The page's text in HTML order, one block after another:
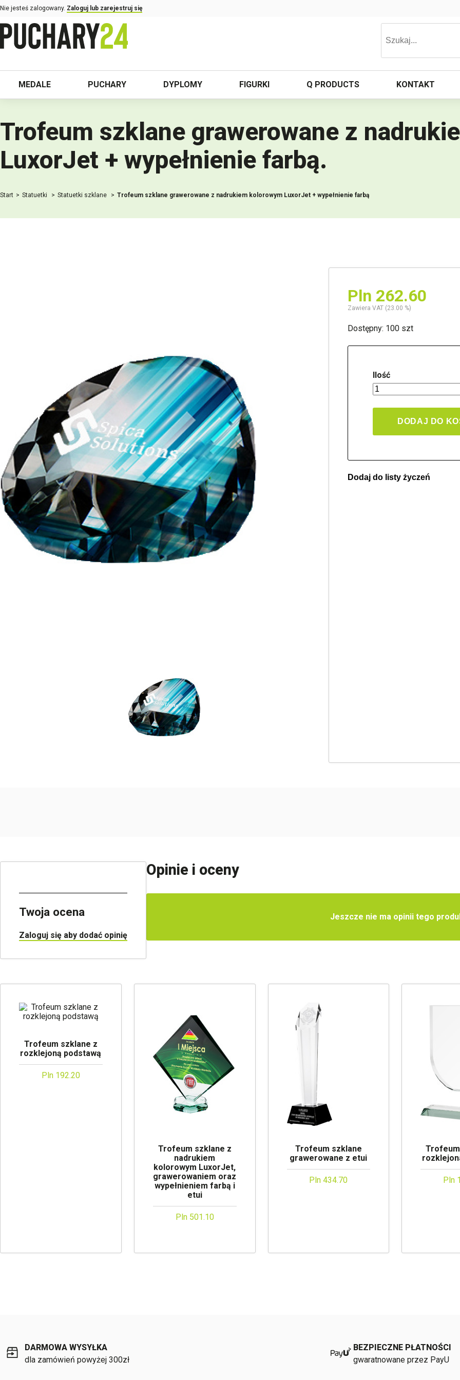
Nie jesteś zalogowany. Zaloguj lub zarejestruj się
MEDALE PUCHARY DYPLOMY FIGURKI Q PRODUCTS KONTAKT
Trofeum szklane grawerowane z
LuxorJet + wypełnienie farbą.
Start Statuetki Statuetki szklane Trofeum szklane grawerowane z nadrukiem kolorowym LuxorJet + wypełnienie farbą
Pln 262.60
Zawiera VAT (23.00 %)
Dostępny: 100 szt
Ilość
DODAJ DO
Dodaj do listy życzeń
Twoja ocena
Zaloguj się aby dodać opinię
Opinie i oceny
Jeszcze nie ma opinii tego
Trofeum szklane z
rozklejoną podstawą
Pln 192.20
Trofeum szklane z
nadrukiem
kolorowym LuxorJet,
grawerowaniem oraz
wypełnieniem farbą i
etui
Pln 501.10
Trofeum szklane
grawerowane z etui
Pln 434.70 Pln
DARMOWA WYSYŁKA
dla zamówień powyżej 300zł
BEZPIECZNE PŁATNOŚCI
gwaratnowane przez PayU